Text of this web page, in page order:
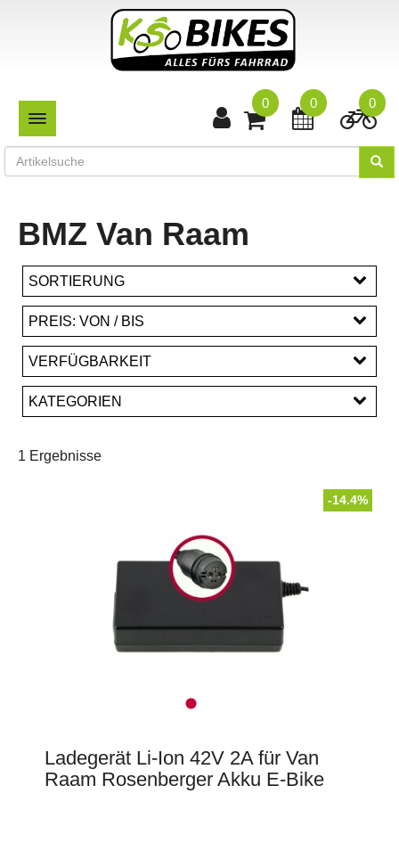
TOGGLE NAVIGATION
0
0
0
BMZ Van Raam
SORTIERUNG
PREIS: VON / BIS
EUR
VERFÜGBARKEIT
KATEGORIEN
1 Ergebnisse
-14.4%
Ladegerät Li-Ion 42V 2A für Van
Raam Rosenberger Akku E-Bike